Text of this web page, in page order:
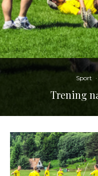
Sport ·
Trening